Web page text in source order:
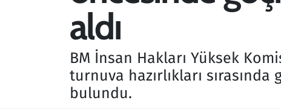
aldı
BM İnsan Hakları Yüksek
turnuva hazırlıkları
bulundu.
Teknoloji ve Bilim
Televizyon